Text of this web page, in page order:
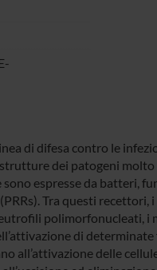
di difesa contro le
dei patogeni molto
espresse da batteri,
Tra questi recettori, i
polimorfonucleati,
di
all’attivazione delle